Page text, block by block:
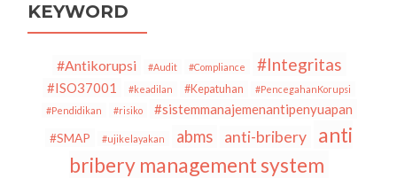
No.
59
Tahun
2024
tentang
Perubahan
Ketiga
KEYWORD
#Antikorupsi #Audit #Compliance #Integritas
#ISO37001 #keadilan #Kepatuhan
#PencegahanKorupsi
#Pendidikan
#risiko #sistemmanajemenantipenyuapan
#SMAP #ujikelayakan abms anti-bribery
anti
bribery management system